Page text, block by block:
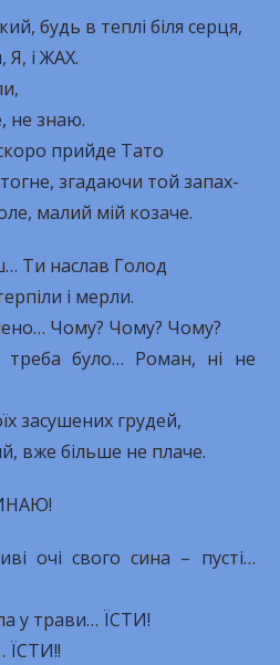
будь в теплі біля серця,
Я, і ЖАХ.
не знаю.
прийде Тато
згадаючи той запах-
малий мій козаче.
Ти наслав Голод
і мерли.
Чому? Чому? Чому?
було… Роман, ні не
засушених грудей,
вже більше не плаче.
очі свого сина – пусті…
у трави… ЇСТИ!
ЇСТИ!!